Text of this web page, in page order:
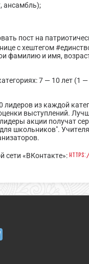
ансамбль);
пост на
с хештегом
фамилию и имя,
7 — 10 лет (1
из каждой
выступлений.
акции получат
школьников".
сети «ВКонтакте»: